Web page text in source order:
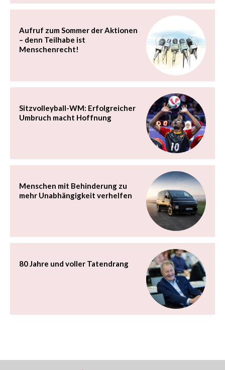
Aufruf zum Sommer der Aktionen
– denn Teilhabe ist
Menschenrecht!
Sitzvolleyball-WM: Erfolgreicher
Umbruch macht Hoffnung
Menschen mit Behinderung zu
mehr Unabhängigkeit verhelfen
80 Jahre und voller Tatendrang